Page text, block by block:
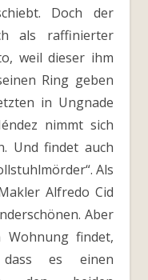
Doch der
als raffinierter
weil dieser ihm
Ring geben
in Ungnade
nimmt sich
Und findet auch
Als
Alfredo Cid
Aber
Wohnung findet,
es einen